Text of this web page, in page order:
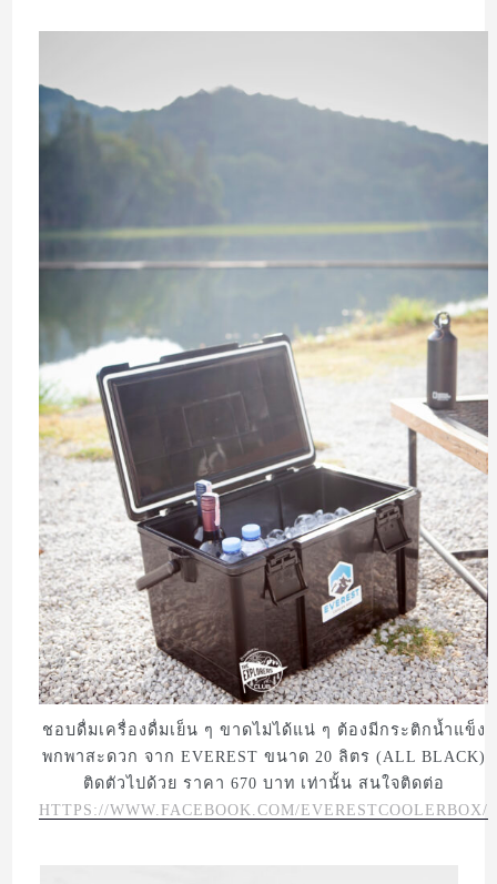
ชอบดื่มเครื่องดื่มเย็น ๆ ขาดไม่ได้แน่ ๆ ต้องมีกระติกน้ำแข็ง
พกพาสะดวก จาก EVEREST ขนาด 20 ลิตร (ALL BLACK)
ติดตัวไปด้วย ราคา 670 บาท เท่านั้น สนใจติดต่อ
HTTPS://WWW.FACEBOOK.COM/EVERESTCOOLERBOX/